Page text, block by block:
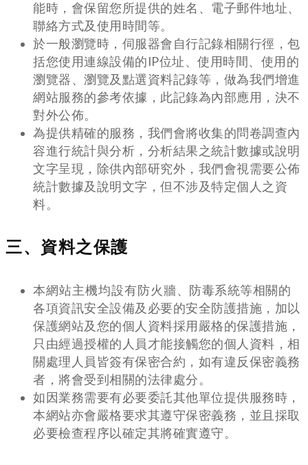
能時，會保留您所提供的姓名、電子郵件地址、
聯絡方式及使用時間等。
於一般瀏覽時，伺服器會自行記錄相關行徑，包
括您使用連線設備的IP位址、使用時間、使用的
瀏覽器、瀏覽及點選資料記錄等，做為我們增進
網站服務的參考依據，此記錄為內部應用，決不
對外公佈。
為提供精確的服務，我們會將收集的問卷調查內
容進行統計與分析，分析結果之統計數據或說明
文字呈現，除供內部研究外，我們會視需要公佈
統計數據及說明文字，但不涉及特定個人之資
料。
三、資料之保護
本網站主機均設有防火牆、防毒系統等相關的
各項資訊安全設備及必要的安全防護措施，加以
保護網站及您的個人資料採用嚴格的保護措施，
只由經過授權的人員才能接觸您的個人資料，相
關處理人員皆簽有保密合約，如有違反保密義務
者，將會受到相關的法律處分。
如因業務需要有必要委託其他單位提供服務時，
本網站亦會嚴格要求其遵守保密義務，並且採取
必要檢查程序以確定其將確實遵守。